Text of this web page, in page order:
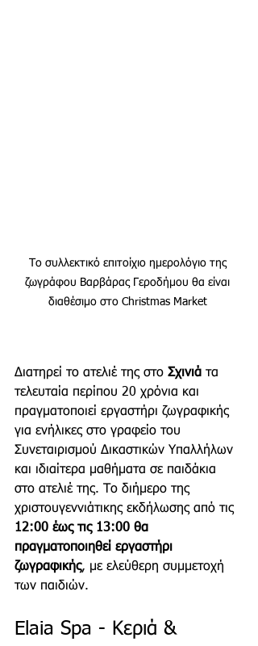
Το συλλεκτικό επιτοίχιο ημερολόγιο της
ζωγράφου Βαρβάρας Γεροδήμου θα είναι
διαθέσιμο στο Christmas Market
Διατηρεί το ατελιέ της στο Σχινιά τα
τελευταία περίπου 20 χρόνια και
πραγματοποιεί εργαστήρι ζωγραφικής
για ενήλικες στο γραφείο του
Συνεταιρισμού Δικαστικών Υπαλλήλων
και ιδιαίτερα μαθήματα σε παιδάκια
στο ατελιέ της. Το διήμερο της
χριστουγεννιάτικης εκδήλωσης από τις
12:00 έως τις 13:00 θα
πραγματοποιηθεί εργαστήρι
ζωγραφικής, με ελεύθερη συμμετοχή
των παιδιών.
Elaia Spa - Κεριά &